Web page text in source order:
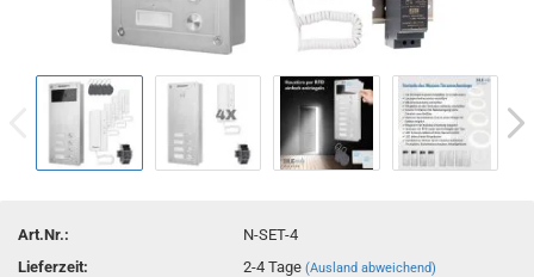
Art.Nr.:
N-SET-4
Lieferzeit:
2-4 Tage(Ausland abweichend)